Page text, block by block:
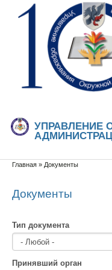
Перейти к основному
Skip to search
УПРАВЛЕНИЕ
Вы здесь
Главная » Документы
Документы
Тип документа
Принявший орган